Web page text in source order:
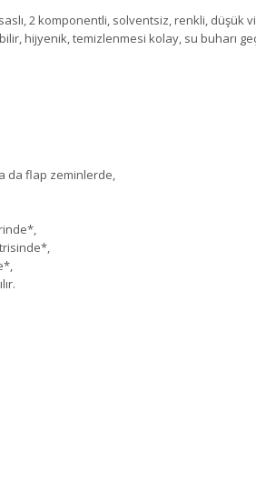
2 komponentli, solventsiz, renkli, düşük
hijyenik, temizlenmesi kolay, su buharı
da flap zeminlerde,